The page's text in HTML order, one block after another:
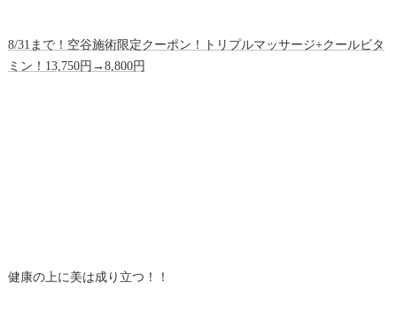
8/31まで！空谷施術限定クーポン！トリプルマッサージ+クールビタ
ミン！13,750円→8,800円
健康の上に美は成り立つ！！